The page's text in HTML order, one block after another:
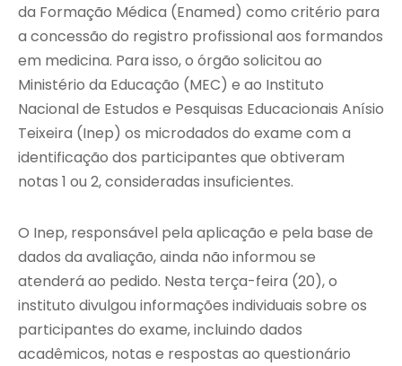
da Formação Médica (Enamed) como critério para
a concessão do registro profissional aos formandos
em medicina. Para isso, o órgão solicitou ao
Ministério da Educação (MEC) e ao Instituto
Nacional de Estudos e Pesquisas Educacionais Anísio
Teixeira (Inep) os microdados do exame com a
identificação dos participantes que obtiveram
notas 1 ou 2, consideradas insuficientes.
O Inep, responsável pela aplicação e pela base de
dados da avaliação, ainda não informou se
atenderá ao pedido. Nesta terça-feira (20), o
instituto divulgou informações individuais sobre os
participantes do exame, incluindo dados
acadêmicos, notas e respostas ao questionário